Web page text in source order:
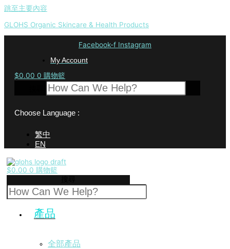
跳至主要內容
GLOHS Organic Skincare & Health Products
Facebook-f Instagram
My Account
$0.00 0 購物籃
Choose Language :
繁中
EN
$0.00 0 購物籃
產品
全部產品